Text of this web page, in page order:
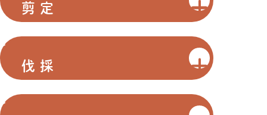
剪定
伐採